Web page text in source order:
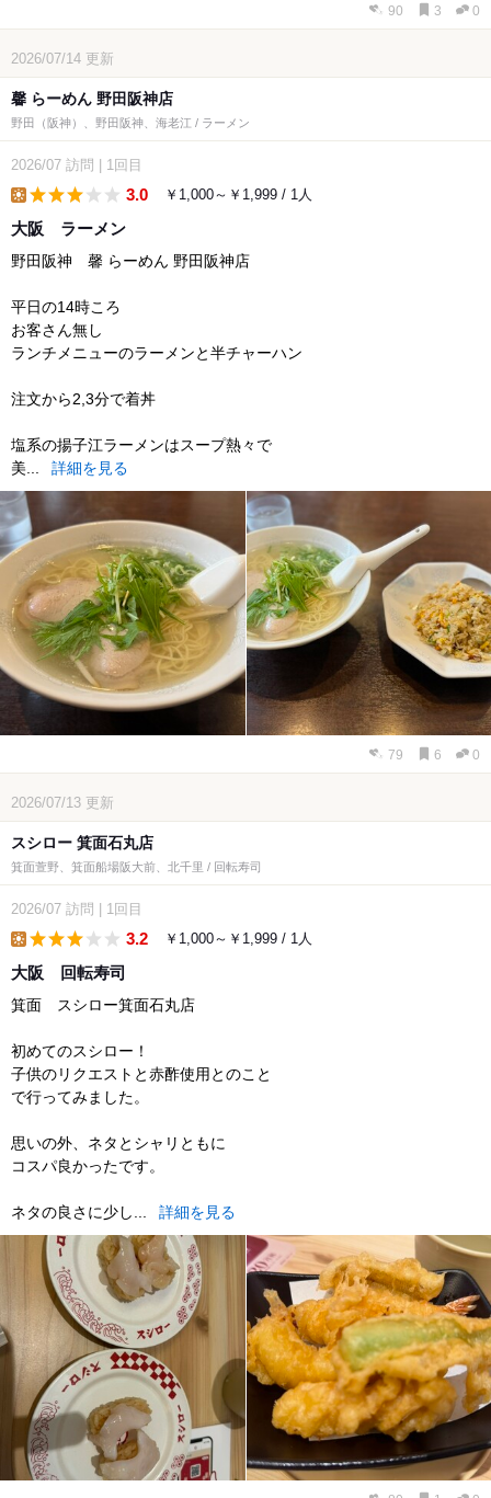
90 3 0
2026/07/14 更新
馨 らーめん 野田阪神店
野田（阪神）、野田阪神、海老江 / ラーメン
2026/07 訪問 | 1回目
3.0 ￥1,000～￥1,999 / 1人
大阪 ラーメン
野田阪神 馨 らーめん 野田阪神店
平日の14時ころ
お客さん無し
ランチメニューのラーメンと半チャーハン
注文から2,3分で着丼
塩系の揚子江ラーメンはスープ熱々で
美...
詳細を見る
79 6 0
2026/07/13 更新
スシロー 箕面石丸店
箕面萱野、箕面船場阪大前、北千里 / 回転寿司
2026/07 訪問 1回目
3.2 ￥1,000～￥1,999 / 1人
大阪 回転寿司
箕面 スシロー箕面石丸店
初めてのスシロー！
子供のリクエストと赤酢使用とのこと
で行ってみました。
思いの外、ネタとシャリともに
コスパ良かったです。
ネタの良さに少し... 詳細を見る